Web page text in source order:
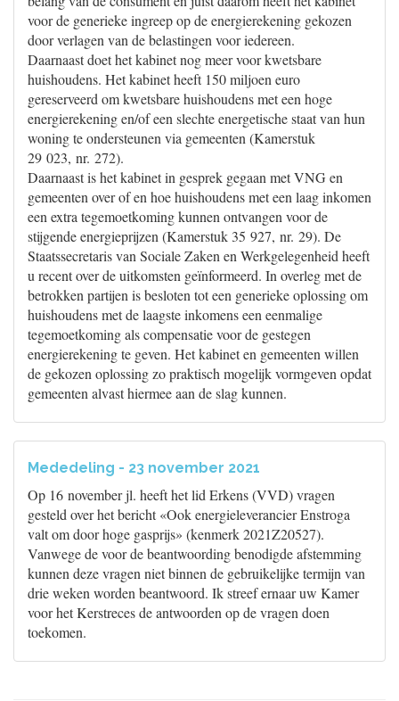
voor de generieke ingreep op de energierekening gekozen
door verlagen van de belastingen voor iedereen.
Daarnaast doet het kabinet nog meer voor kwetsbare
huishoudens. Het kabinet heeft 150 miljoen euro
gereserveerd om kwetsbare huishoudens met een hoge
energierekening en/of een slechte energetische staat van hun
woning te ondersteunen via gemeenten (Kamerstuk
29 023, nr. 272).
Daarnaast is het kabinet in gesprek gegaan met VNG en
gemeenten over of en hoe huishoudens met een laag inkomen
een extra tegemoetkoming kunnen ontvangen voor de
stijgende energieprijzen (Kamerstuk 35 927, nr. 29). De
Staatssecretaris van Sociale Zaken en Werkgelegenheid heeft
u recent over de uitkomsten geïnformeerd. In overleg met de
betrokken partijen is besloten tot een generieke oplossing om
huishoudens met de laagste inkomens een eenmalige
tegemoetkoming als compensatie voor de gestegen
energierekening te geven. Het kabinet en gemeenten willen
de gekozen oplossing zo praktisch mogelijk vormgeven opdat
gemeenten alvast hiermee aan de slag kunnen.
Mededeling - 23 november 2021
Op 16 november jl. heeft het lid Erkens (VVD) vragen
gesteld over het bericht «Ook energieleverancier Enstroga
valt om door hoge gasprijs» (kenmerk 2021Z20527).
Vanwege de voor de beantwoording benodigde afstemming
kunnen deze vragen niet binnen de gebruikelijke termijn van
drie weken worden beantwoord. Ik streef ernaar uw Kamer
voor het Kerstreces de antwoorden op de vragen doen
toekomen.